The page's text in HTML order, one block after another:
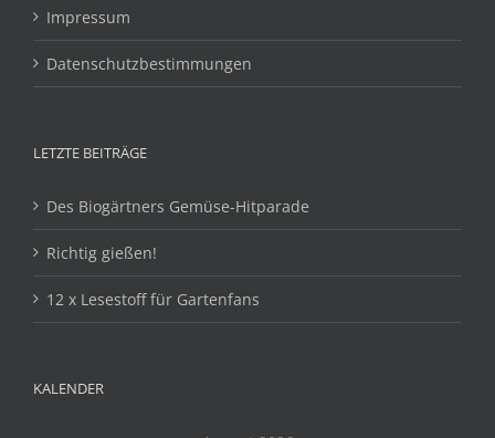
Impressum
Datenschutzbestimmungen
LETZTE BEITRÄGE
Des Biogärtners Gemüse-Hitparade
Richtig gießen!
12 x Lesestoff für Gartenfans
KALENDER